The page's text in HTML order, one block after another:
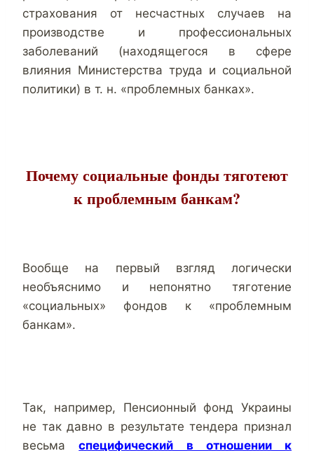
страхования от несчастных случаев на
производстве и профессиональных
заболеваний (находящегося в сфере
влияния Министерства труда и социальной
политики) в т. н. «проблемных банках».
Почему социальные фонды тяготеют
к проблемным банкам?
Вообще на первый взгляд логически
необъяснимо и непонятно тяготение
«социальных» фондов к «проблемным
банкам».
Так, например, Пенсионный фонд Украины
не так давно в результате тендера признал
весьмаспецифический в отношении к